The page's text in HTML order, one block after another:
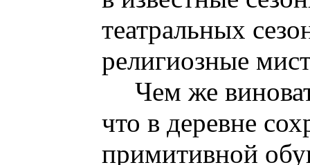
театральных
религиозные
Чем же
что в деревне
примитивной